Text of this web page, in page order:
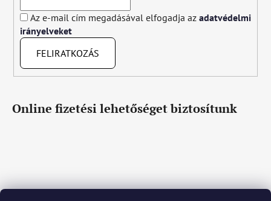
Az e-mail cím megadásával elfogadja az adatvédelmi
irányelveket
FELIRATKOZÁS
Online fizetési lehetőséget biztosítunk